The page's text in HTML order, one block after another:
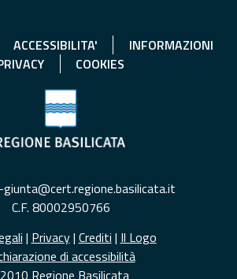
ACCESSIBILITA'
INFORMAZIONI
COOKIES
giunta@cert.regione.basilicata.it
C.F. 80002950766
| Privacy| Crediti | Il Logo
di accessibilità
Regione Basilicata